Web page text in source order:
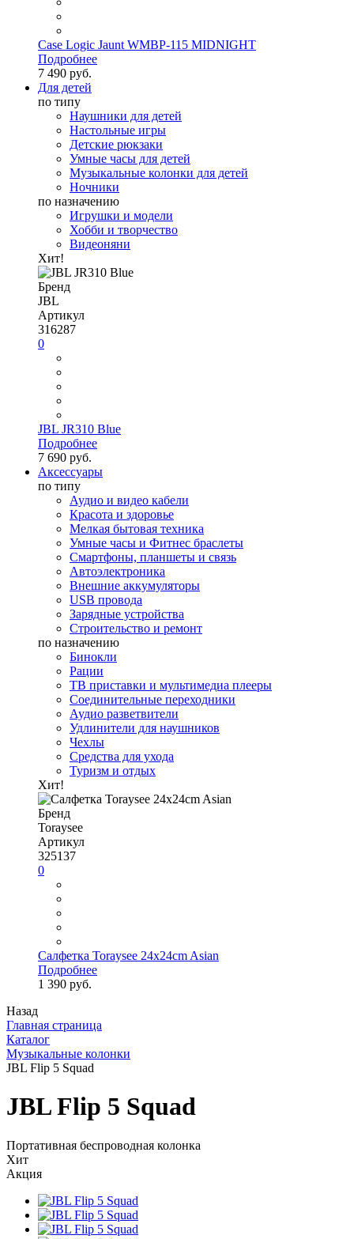
Case Logic Jaunt WMBP-115 MIDNIGHT
Подробнее
7 490 руб.
Для детей
по типу
Наушники для детей
Настольные игры
Детские рюкзаки
Умные часы для детей
Музыкальные колонки для детей
Ночники
по назначению
Игрушки и модели
Хобби и творчество
Видеоняни
Хит!
Бренд
JBL
Артикул
316287
0
JBL JR310 Blue
Подробнее
7 690 руб.
Аксессуары
по типу
Аудио и видео кабели
Красота и здоровье
Мелкая бытовая техника
Умные часы и Фитнес браслеты
Смартфоны, планшеты и связь
Автоэлектроника
Внешние аккумуляторы
USB провода
Зарядные устройства
Строительство и ремонт
по назначению
Бинокли
Рации
ТВ приставки и мультимедиа плееры
Соединительные переходники
Аудио разветвители
Удлинители для наушников
Чехлы
Средства для ухода
Туризм и отдых
Хит!
Бренд
Toraysee
Артикул
325137
0
Салфетка Toraysee 24x24cm Asian
Подробнее
1 390 руб.
Назад
Главная страница
Каталог
Музыкальные колонки
JBL Flip 5 Squad
JBL Flip 5 Squad
Портативная беспроводная колонка
Хит
Акция